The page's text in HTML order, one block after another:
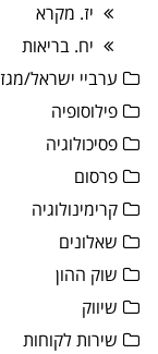
יז. מקרא
יח. בריאות
ערביי ישראל/
פילוסופיה
פסיכולוגיה
פרסום
קרימינולוגיה
שאלונים
שוק ההון
שיווק
שירות לקוחות